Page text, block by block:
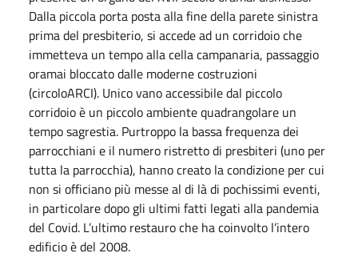
Dalla piccola porta posta alla fine della parete sinistra
prima del presbiterio, si accede ad un corridoio che
immetteva un tempo alla cella campanaria, passaggio
oramai bloccato dalle moderne costruzioni
(circoloARCI). Unico vano accessibile dal piccolo
corridoio è un piccolo ambiente quadrangolare un
tempo sagrestia. Purtroppo la bassa frequenza dei
parrocchiani e il numero ristretto di presbiteri (uno per
tutta la parrocchia), hanno creato la condizione per cui
non si officiano più messe al di là di pochissimi eventi,
in particolare dopo gli ultimi fatti legati alla pandemia
del Covid. L’ultimo restauro che ha coinvolto l’intero
edificio è del 2008.